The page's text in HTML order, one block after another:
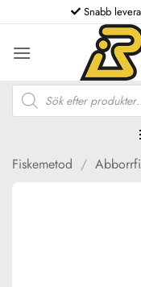
to
content
Snabb
Produktsökning
Fiskemetod /